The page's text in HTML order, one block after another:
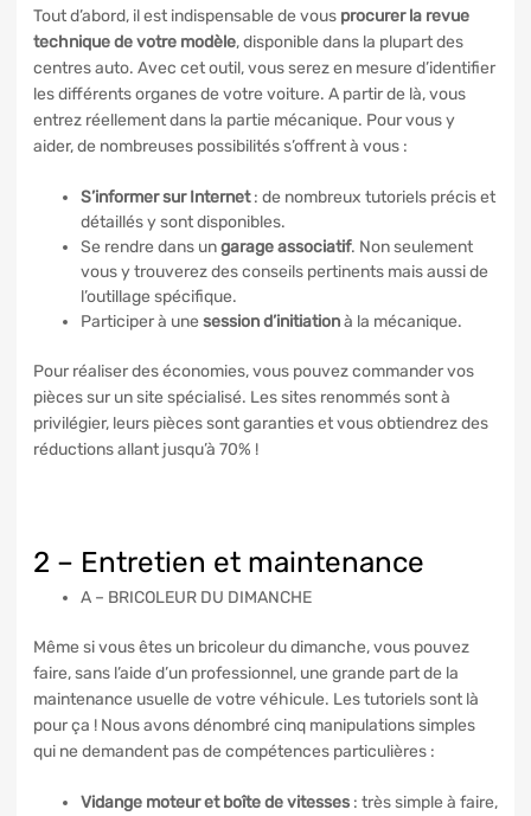
Tout d’abord, il est indispensable de vous procurer la revue
technique de votre modèle, disponible dans la plupart des
centres auto. Avec cet outil, vous serez en mesure d’identifier
les différents organes de votre voiture. A partir de là, vous
entrez réellement dans la partie mécanique. Pour vous y
aider, de nombreuses possibilités s’offrent à vous :
S’informer sur Internet: de nombreux tutoriels précis et
détaillés y sont disponibles.
Se rendre dans ungarage associatif. Non seulement
vous y trouverez des conseils pertinents mais aussi de
l’outillage spécifique.
Participer à une session d’initiationà la mécanique.
Pour réaliser des économies, vous pouvez commander vos
pièces sur un site spécialisé. Les sites renommés sont à
privilégier, leurs pièces sont garanties et vous obtiendrez des
réductions allant jusqu’à 70% !
2 – Entretien et maintenance
A – BRICOLEUR DU DIMANCHE
Même si vous êtes un bricoleur du dimanche, vous pouvez
faire, sans l’aide d’un professionnel, une grande part de la
maintenance usuelle de votre véhicule. Les tutoriels sont là
pour ça ! Nous avons dénombré cinq manipulations simples
qui ne demandent pas de compétences particulières :
Vidange moteur et boîte de vitesses : très simple à faire,